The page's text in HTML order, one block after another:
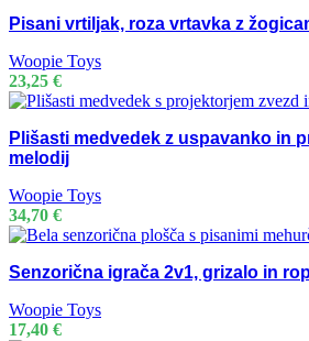
Pisani vrtiljak, roza vrtavka z
Woopie Toys
23,25 €
Plišasti medvedek z uspavanko in
melodij
Woopie Toys
34,70 €
Senzorična igrača 2v1, grizalo in
Woopie Toys
17,40 €